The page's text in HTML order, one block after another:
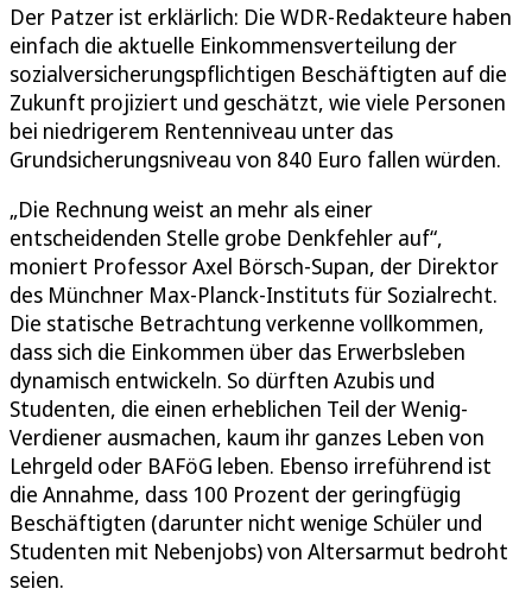
Der Patzer ist erklärlich: Die WDR-Redakteure haben
einfach die aktuelle Einkommensverteilung der
sozialversicherungspflichtigen Beschäftigten auf die
Zukunft projiziert und geschätzt, wie viele Personen
bei niedrigerem Rentenniveau unter das
Grundsicherungsniveau von 840 Euro fallen würden.
„Die Rechnung weist an mehr als einer
entscheidenden Stelle grobe Denkfehler auf“,
moniert Professor Axel Börsch-Supan, der Direktor
des Münchner Max-Planck-Instituts für Sozialrecht.
Die statische Betrachtung verkenne vollkommen,
dass sich die Einkommen über das Erwerbsleben
dynamisch entwickeln. So dürften Azubis und
Studenten, die einen erheblichen Teil der Wenig-
Verdiener ausmachen, kaum ihr ganzes Leben von
Lehrgeld oder BAFöG leben. Ebenso irreführend ist
die Annahme, dass 100 Prozent der geringfügig
Beschäftigten (darunter nicht wenige Schüler und
Studenten mit Nebenjobs) von Altersarmut bedroht
seien.